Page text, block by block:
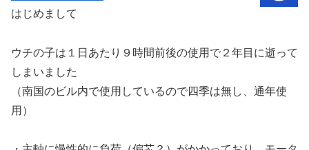
はじめまして
ウチの子は１日あたり９時間前後の使用で２年目に逝って
しまいました
（南国のビル内で使用しているので四季は無し、通年使
用）